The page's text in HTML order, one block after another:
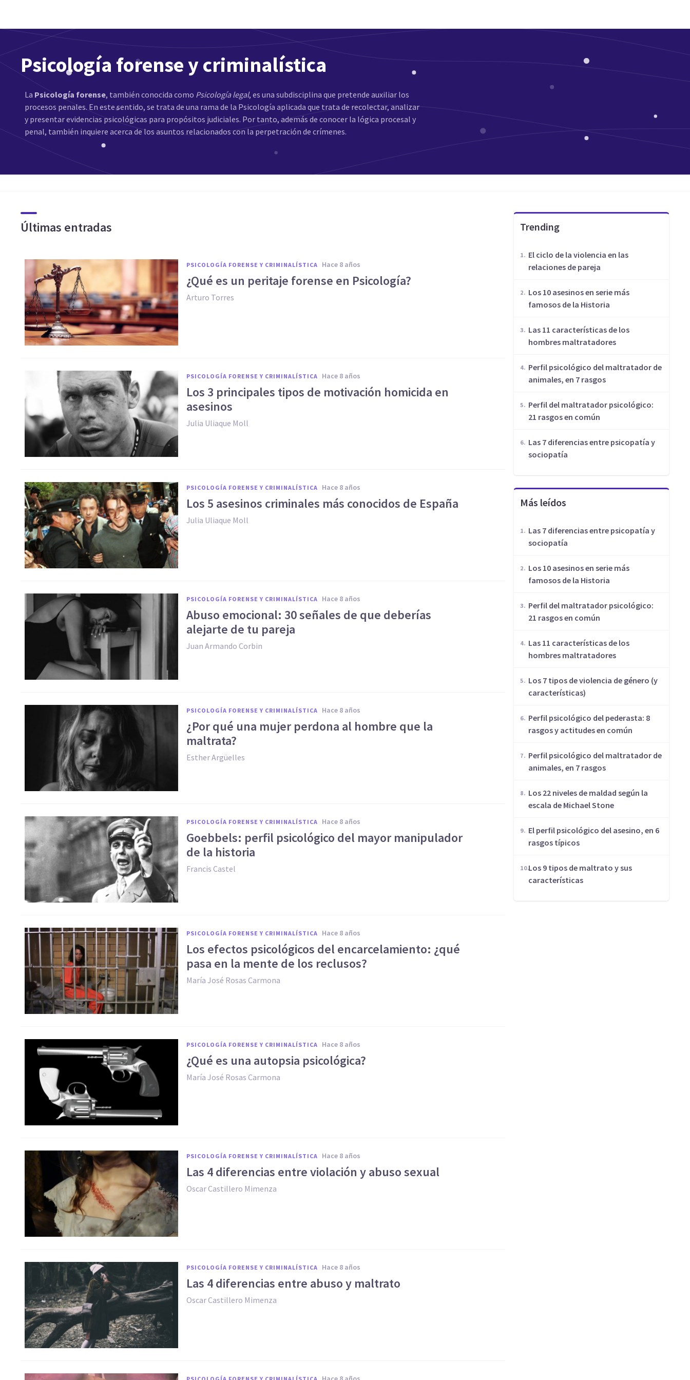
Psicología forense y criminalística
La Psicología forense, también conocida como Psicología legal, es una subdisciplina que pretende auxiliar los
procesos penales. En este sentido, se trata de una rama de la Psicología aplicada que trata de recolectar, analizar
y presentar evidencias psicológicas para propósitos judiciales. Por tanto, además de conocer la lógica procesal y
penal, también inquiere acerca de los asuntos relacionados con la perpetración de crímenes.
Últimas entradas
PSICOLOGÍA FORENSE Y CRIMINALÍSTICA hace 8 años
¿Qué es un peritaje forense en Psicología?
Arturo Torres
PSICOLOGÍA FORENSE Y CRIMINALÍSTICA hace 8 años
Los 3 principales tipos de motivación homicida en
asesinos
​Julia Uliaque Moll
PSICOLOGÍA FORENSE Y CRIMINALÍSTICA hace 8 años
Los 5 asesinos criminales más conocidos de España
​Julia Uliaque Moll
PSICOLOGÍA FORENSE Y CRIMINALÍSTICA hace 8 años
Abuso emocional: 30 señales de que deberías
alejarte de tu pareja
Juan Armando Corbin
PSICOLOGÍA FORENSE Y CRIMINALÍSTICA hace 8 años
¿Por qué una mujer perdona al hombre que la
maltrata?
Esther Argüelles
PSICOLOGÍA FORENSE Y CRIMINALÍSTICA hace 8 años
Goebbels: perfil psicológico del mayor manipulador
de la historia
Francis Castel
PSICOLOGÍA FORENSE Y CRIMINALÍSTICA hace 8 años
Los efectos psicológicos del encarcelamiento: ¿qué
pasa en la mente de los reclusos?
María José Rosas Carmona
PSICOLOGÍA FORENSE Y CRIMINALÍSTICA hace 8 años
¿Qué es una autopsia psicológica?
María José Rosas Carmona
PSICOLOGÍA FORENSE Y CRIMINALÍSTICA hace 8 años
Las 4 diferencias entre violación y abuso sexual
Oscar Castillero Mimenza
PSICOLOGÍA FORENSE Y CRIMINALÍSTICA hace 8 años
Las 4 ​diferencias entre abuso y maltrato
Oscar Castillero Mimenza
Trending
​El ciclo de la violencia en las
relaciones de pareja
Los 10 asesinos en serie más
famosos de la Historia
Las 11 características de los
hombres maltratadores
​Perfil psicológico del maltratador de
animales, en 7 rasgos
​Perfil del maltratador psicológico:
21 rasgos en común
Las 7 diferencias entre psicopatía y
sociopatía
Más leídos
Las 7 diferencias entre psicopatía y
sociopatía
Los 10 asesinos en serie más
famosos de la Historia
​Perfil del maltratador psicológico:
21 rasgos en común
Las 11 características de los
hombres maltratadores
​Los 7 tipos de violencia de género (y
características)
Perfil psicológico del pederasta: 8
rasgos y actitudes en común
​Perfil psicológico del maltratador de
animales, en 7 rasgos
​Los 22 niveles de maldad según la
escala de Michael Stone
El perfil psicológico del asesino, en 6
rasgos típicos
​Los 9 tipos de maltrato y sus
características